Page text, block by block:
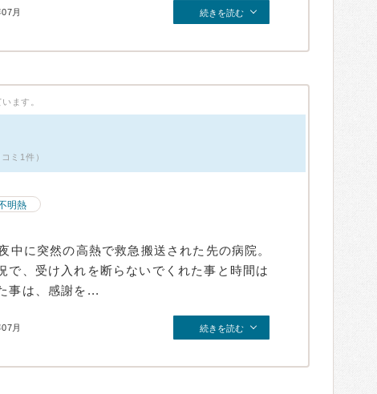
月 続きを読む
ます。
ミ1件）
明熱
中に突然の高熱で救急搬送された先の病院。
で、受け入れを断らないでくれた事と時間は
事は、感謝を...
月 続きを読む